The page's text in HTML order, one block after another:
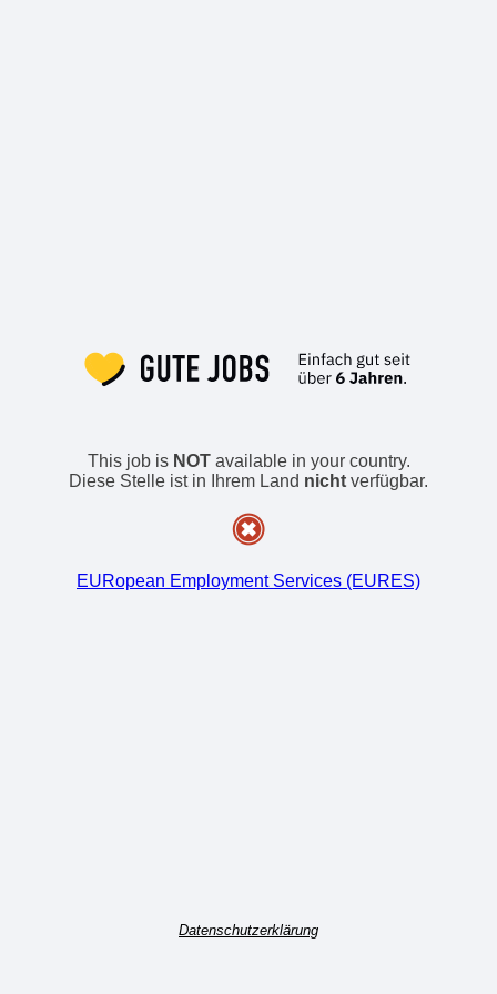
This job is NOTavailable in your country.
Diese Stelle ist in Ihrem Land nicht verfügbar.
EURopean Employment Services (EURES)
Datenschutzerklärung